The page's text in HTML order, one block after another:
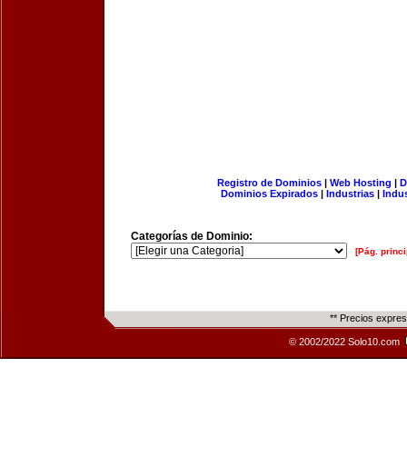
Registro de Dominios| Web Hosting |
Dominios Expirados | Industrias |
Categorías de Dominio:
[Pág.
** Precios
© 2002/2022 Solo10.com